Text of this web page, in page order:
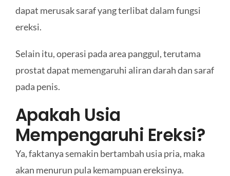
dapat merusak saraf yang terlibat dalam fungsi
ereksi.
Selain itu, operasi pada area panggul, terutama
prostat dapat memengaruhi aliran darah dan saraf
pada penis.
Apakah Usia
Mempengaruhi Ereksi?
Ya, faktanya semakin bertambah usia pria, maka
akan menurun pula kemampuan ereksinya.